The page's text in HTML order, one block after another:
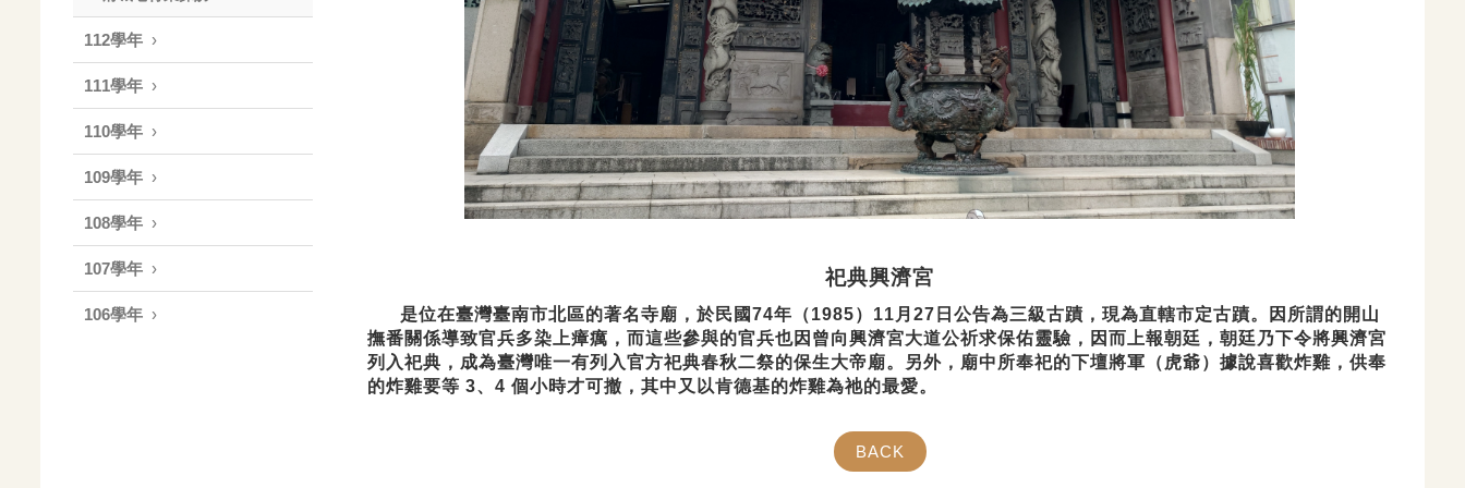
112學年
111學年
110學年
109學年
108學年
107學年
106學年
祀典興濟宮
是位在臺灣臺南市北區的著名寺廟，於民國74年（1985）11月27日公告為三級古蹟，現為直轄市定古蹟。因所謂的開山
撫番關係導致官兵多染上瘴癘，而這些參與的官兵也因曾向興濟宮大道公祈求保佑靈驗，因而上報朝廷，朝廷乃下令將興濟宮
列 入祀典，成為臺灣唯一有列入官方祀典春秋二祭的保生大帝廟。另外，廟中所奉祀的下壇將軍（虎爺）據說喜歡炸雞，供奉
的炸雞要等 3、4 個小時才可撤，其中又以肯德基的炸雞為祂的最愛。
BACK